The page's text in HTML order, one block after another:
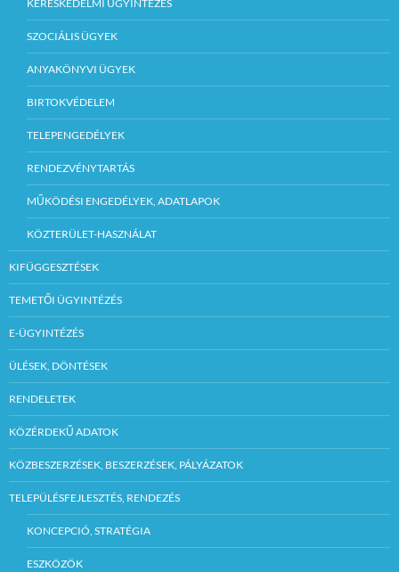
KERESKEDELMI ÜGYINTÉZÉS
SZOCIÁLIS ÜGYEK
ANYAKÖNYVI ÜGYEK
BIRTOKVÉDELEM
TELEPENGEDÉLYEK
RENDEZVÉNYTARTÁS
MŰKÖDÉSI ENGEDÉLYEK, ADATLAPOK
KÖZTERÜLET-HASZNÁLAT
KIFÜGGESZTÉSEK
TEMETŐI ÜGYINTÉZÉS
E-ÜGYINTÉZÉS
ÜLÉSEK, DÖNTÉSEK
RENDELETEK
KÖZÉRDEKŰ ADATOK
KÖZBESZERZÉSEK, BESZERZÉSEK, PÁLYÁZATOK
TELEPÜLÉSFEJLESZTÉS, RENDEZÉS
KONCEPCIÓ, STRATÉGIA
ESZKÖZÖK